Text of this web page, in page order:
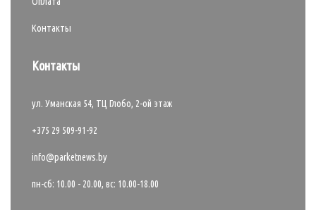
Контакты
Контакты
ул. Уманская 54, ТЦ Глобо, 2-ой этаж
+375 29 509-91-92
info@parketnews.by
пн-сб: 10.00 - 20.00, вс: 10.00-18.00